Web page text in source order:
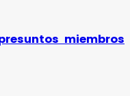
miembros